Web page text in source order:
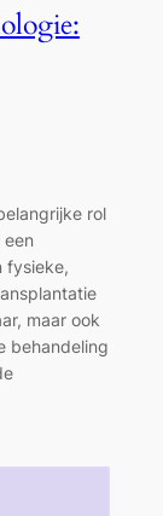
rol
fysieke,
maar ook
behandeling